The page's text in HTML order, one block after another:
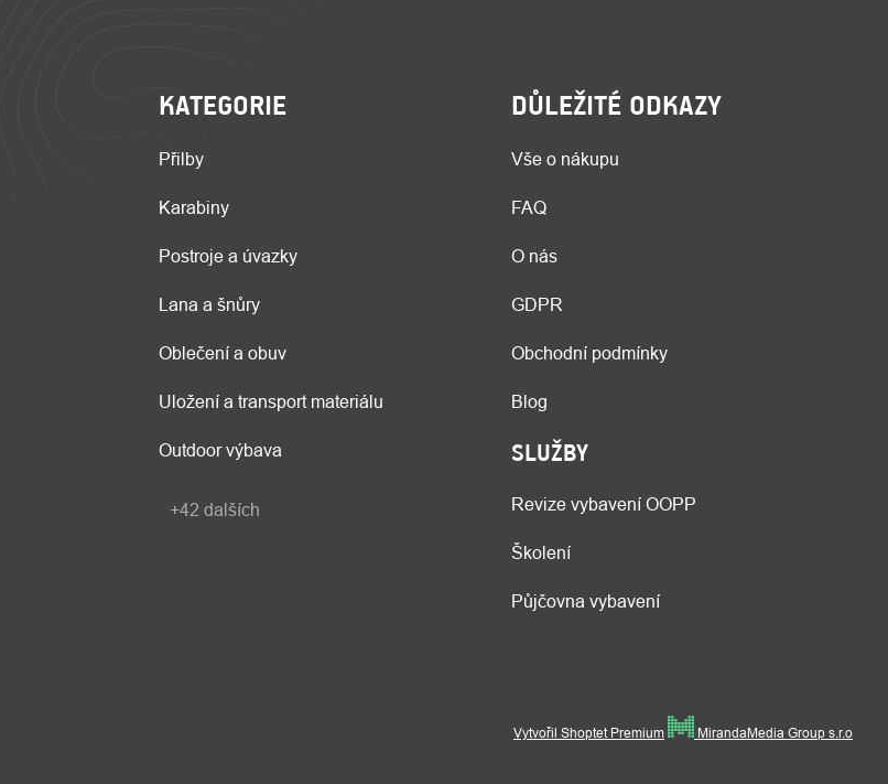
KATEGORIE
Přilby
Karabiny
Postroje a úvazky
Lana a šnůry
Oblečení a obuv
Uložení a transport materiálu
Outdoor výbava
+42 dalších
DŮLEŽITÉ ODKAZY
Vše o nákupu
FAQ
O nás
GDPR
Obchodní podmínky
Blog
SLUŽBY
Revize vybavení OOPP
Školení
Půjčovna vybavení
Vytvořil Shoptet Premium MirandaMedia Group s.r.o